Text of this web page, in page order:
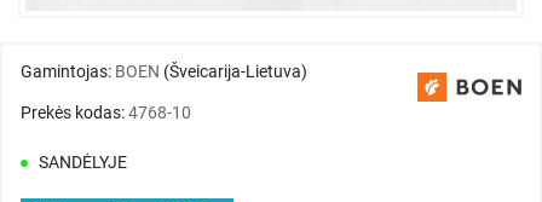
Gamintojas: BOEN (Šveicarija-Lietuva)
Prekės kodas:4768-10
SANDĖLYJE